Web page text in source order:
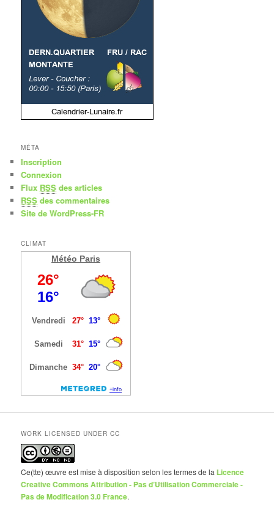
MÉTA
Inscription
Connexion
Flux RSS des articles
RSS des commentaires
Site de WordPress-FR
CLIMAT
Météo Paris
WORK LICENSED UNDER CC
Ce(tte) œuvre est mise à disposition selon les termes de la Licence
Creative Commons Attribution - Pas d’Utilisation Commerciale -
Pas de Modification 3.0 France.